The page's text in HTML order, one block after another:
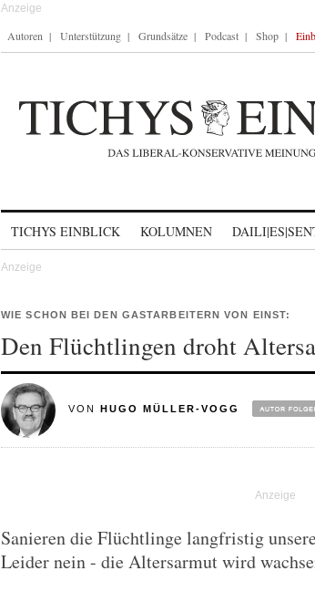
Autoren Unterstützung Grundsätze Podcast Shop
TICHYS EINBLICK KOLUMNEN
WIE SCHON BEI DEN GASTARBEITERN VON EINST:
Den Flüchtlingen droht
VON HUGO MÜLLER-VOGG
Sanieren die Flüchtlinge langfristig
Leider nein - die Altersarmut wird